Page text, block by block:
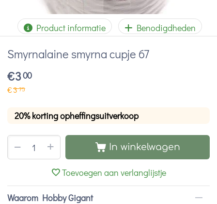
Product informatie Benodigdheden
Smyrnalaine smyrna cupje 67
€300
€375
20% korting opheffingsuitverkoop
+
− In winkelwagen
Toevoegen aan verlanglijstje
Waarom Hobby Gigant